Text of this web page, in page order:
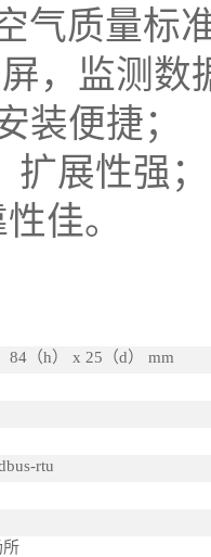
气质量标
，监测数
装便捷；
展性强；
佳。
84（h） x 25（d） mm
rtu
所